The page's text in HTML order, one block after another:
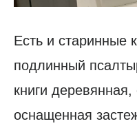
Есть и старинные
подлинный
книги
оснащенная